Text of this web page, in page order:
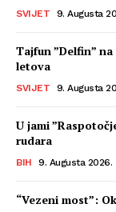
SVIJET 9. Augusta
Tajfun ”Delfin”
letova
SVIJET 9. Augusta
U jami
rudara
BIH 9. Augusta 2026.
“Vezeni most”: